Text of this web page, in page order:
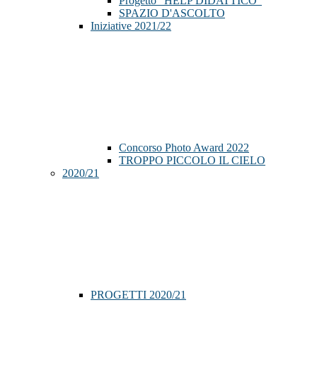
SPAZIO D'ASCOLTO
Iniziative 2021/22
Concorso Photo Award 2022
TROPPO PICCOLO IL CIELO
2020/21
PROGETTI 2020/21